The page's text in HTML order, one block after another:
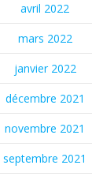
avril 2022
mars 2022
janvier 2022
décembre 2021
novembre 2021
septembre 2021